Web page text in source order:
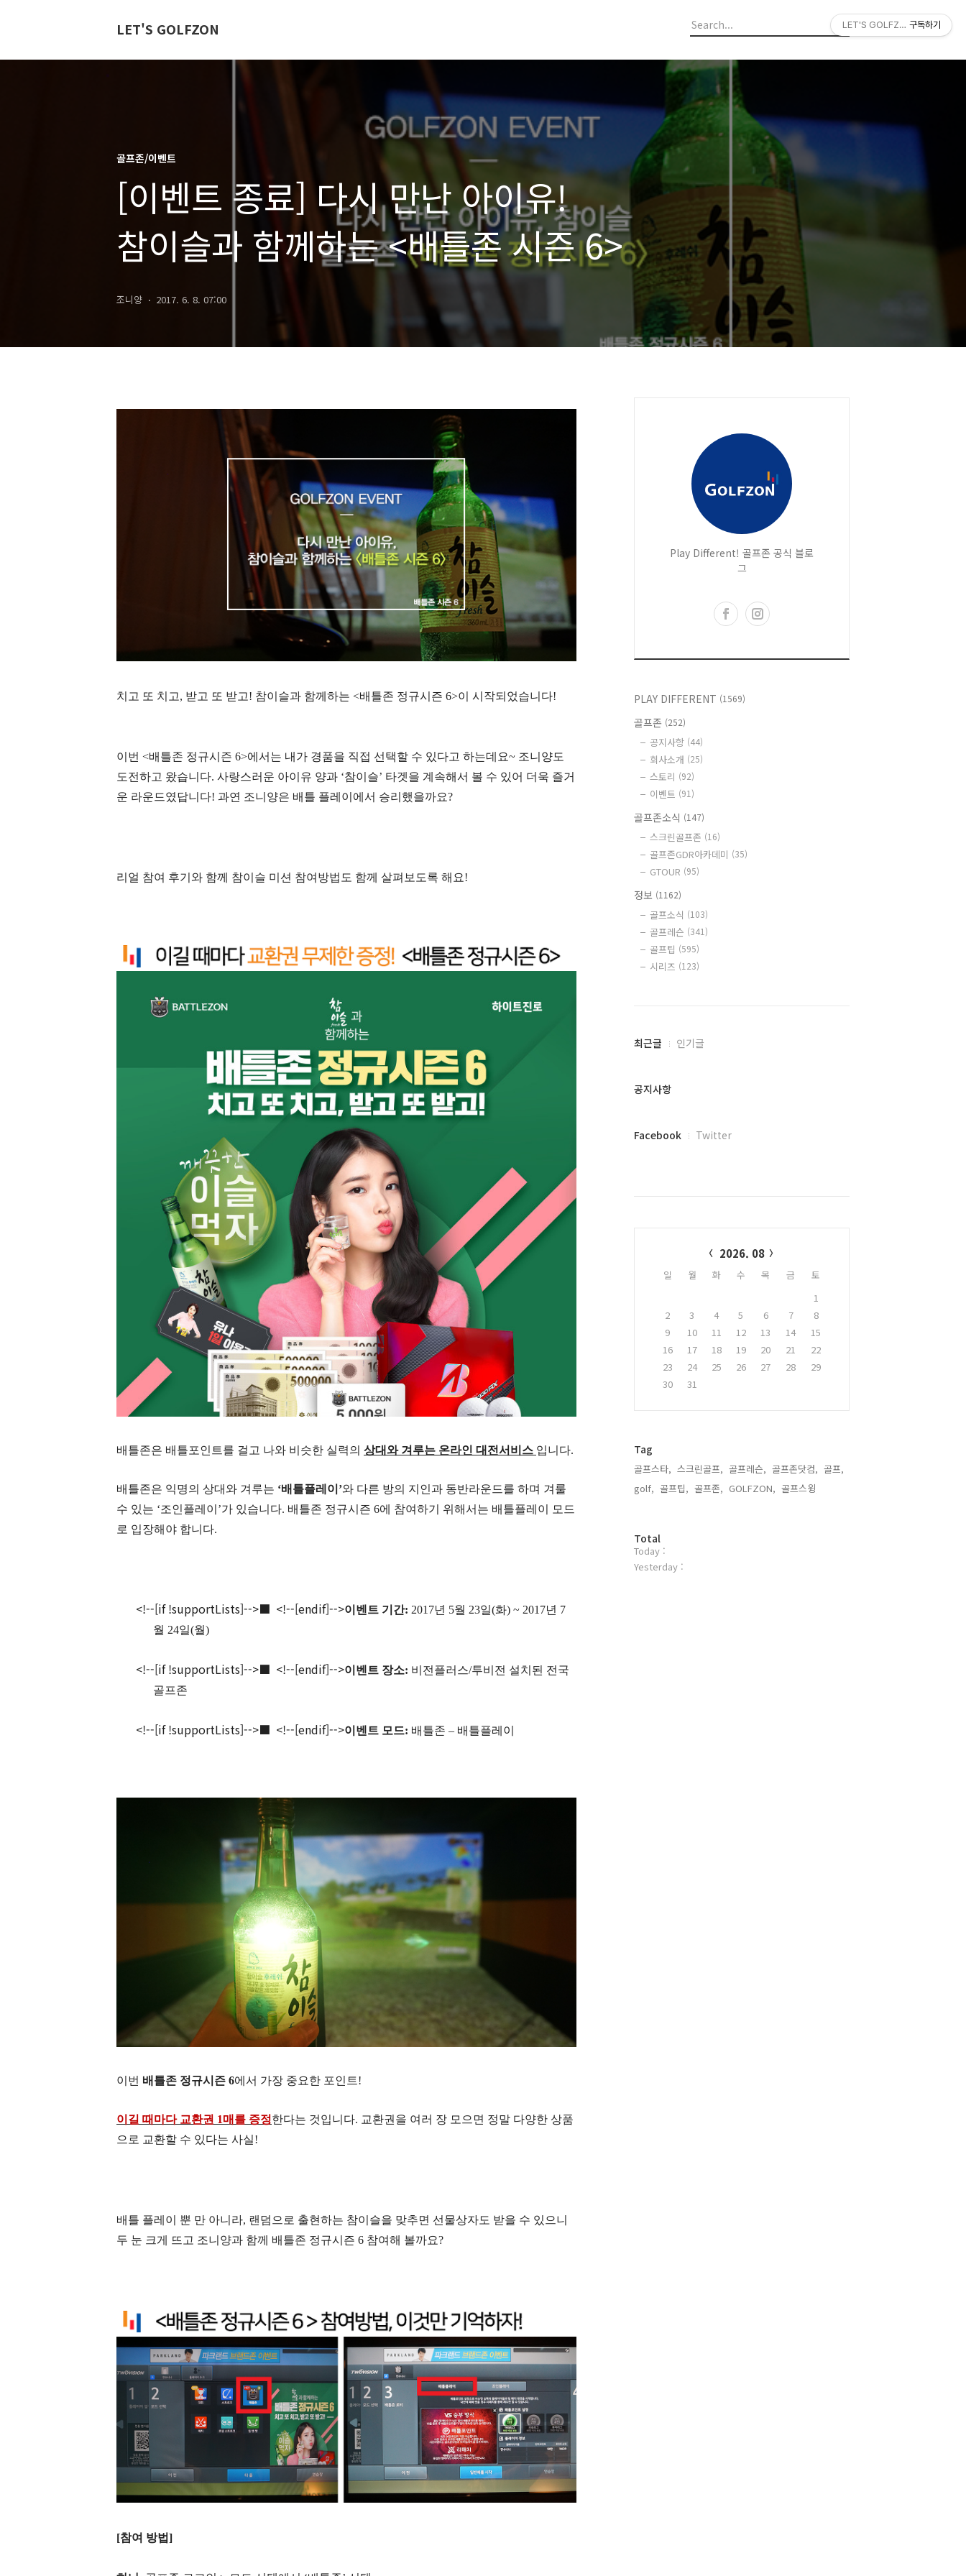
LET'S GOLFZON
골프존/이벤트
[이벤트 종료] 다시 만난 아이유!
참이슬과 함께하는 <배틀존 시즌 6>
조니양 2017. 6. 8. 07:00
치고 또 치고, 받고 또 받고! 참이슬과 함께하는 <배틀존 정규시즌 6>이 시작되었습니다!
이번 <배틀존 정규시즌 6>에서는 내가 경품을 직접 선택할 수 있다고 하는데요~ 조니양도
도전하고 왔습니다. 사랑스러운 아이유 양과 ‘참이슬’ 타겟을 계속해서 볼 수 있어 더욱 즐거
운 라운드였답니다! 과연 조니양은 배틀 플레이에서 승리했을까요?
리얼 참여 후기와 함께 참이슬 미션 참여방법도 함께 살펴보도록 해요!
배틀존은 배틀포인트를 걸고 나와 비슷한 실력의 상대와 겨루는 온라인 대전서비스 입니다.
배틀존은 익명의 상대와 겨루는 ‘배틀플레이 ’와 다른 방의 지인과 동반라운드를 하며 겨룰
수 있는 ‘조인플레이 ’가 있습니다. 배틀존 정규시즌 6에 참여하기 위해서는 배틀플레이 모드
로 입장해야 합니다.
<!--[if !supportLists]-->■ <!--[endif]-->이벤트 기간: 2017년 5월 23일(화) ~ 2017년 7
월 24일(월)
<!--[if !supportLists]-->■ <!--[endif]-->이벤트 장소: 비전플러스/투비전 설치된 전국
골프존
<!--[if !supportLists]-->■ <!--[endif]-->이벤트 모드: 배틀존 – 배틀플레이
이번 배틀존 정규시즌 6에서 가장 중요한 포인트!
이길 때마다 교환권 1매를 증정한다는 것입니다. 교환권을 여러 장 모으면 정말 다양한 상품
으로 교환할 수 있다는 사실!
배틀 플레이 뿐 만 아니라, 랜덤으로 출현하는 참이슬을 맞추면 선물상자도 받을 수 있으니
두 눈 크게 뜨고 조니양과 함께 배틀존 정규시즌 6 참여해 볼까요?
[참여 방법]
Play Different! 골프존 공식 블로
그
PLAY DIFFERENT (1569)
골프존 (252)
공지사항 (44)
회사소개 (25)
스토리 (92)
이벤트 (91)
골프존소식 (147)
스크린골프존 (16)
골프존GDR아카데미 (35)
GTOUR (95)
정보 (1162)
골프소식 (103)
골프레슨 (341)
골프팁 (595)
시리즈 (123)
최
과
글
최근글 인기글
공지사항
페
Facebook Twitter
2026. 08
일 월 화 수 목 금
토
1
2
3 4 5 6 7
8
9
10 11 12 13 14
15
16
17 18 19 20 21
22
23
24 25 26 27 28
29
30
31
Tag
골프스타, 스크린골프, 골프레슨, 골프존닷컴, 골프,
golf, 골프팁, 골프존, GOLFZON, 골프스윙,
방
문
자
Total
Today :
Yesterday :
LET'S GOLFZON구독하기